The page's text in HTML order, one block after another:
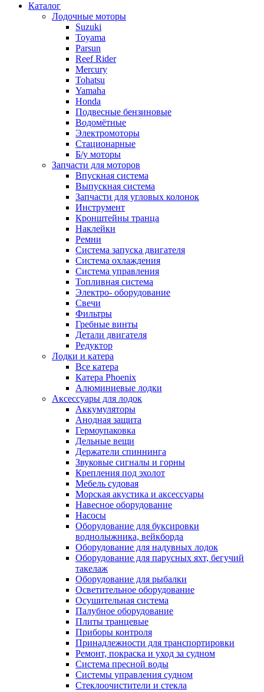
Каталог
Лодочные моторы
Suzuki
Toyama
Parsun
Reef Rider
Mercury
Tohatsu
Yamaha
Honda
Подвесные бензиновые
Водомётные
Электромоторы
Стационарные
Б/у моторы
Запчасти для моторов
Впускная система
Выпускная система
Запчасти для угловых колонок
Инструмент
Кронштейны транца
Наклейки
Ремни
Система запуска двигателя
Система охлаждения
Система управления
Топливная система
Электро- оборудование
Свечи
Фильтры
Гребные винты
Детали двигателя
Редуктор
Лодки и катера
Все катера
Катера Phoenix
Алюминиевые лодки
Аксессуары для лодок
Аккумуляторы
Анодная защита
Гермоупаковка
Дельные вещи
Держатели спиннинга
Звуковые сигналы и горны
Крепления под эхолот
Мебель судовая
Морская акустика и аксессуары
Навесное оборудование
Насосы
Оборудование для буксировки
воднолыжника, вейкборда
Оборудование для надувных лодок
Оборудование для парусных яхт, бегучий
такелаж
Оборудование для рыбалки
Осветительное оборудование
Осушительная система
Палубное оборудование
Плиты транцевые
Приборы контроля
Принадлежности для транспортировки
Ремонт, покраска и уход за судном
Система пресной воды
Системы управления судном
Стеклоочистители и стекла